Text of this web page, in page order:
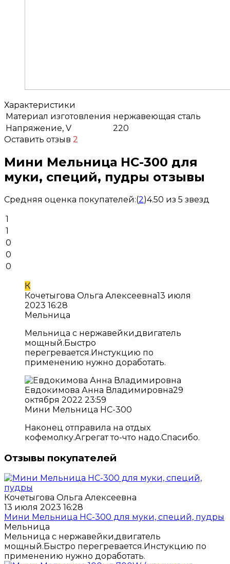
Характеристики
Материал изготовления нержавеющая сталь
Напряжение, V
220
Оставить отзыв 2
Мини Мельница НС-300 для
муки, специй, пудры отзывы
Средняя оценка покупателей:(2)4.50 из 5 звезд
1
1
0
0
0
К
Кочетыгова Ольга Алексеевна13 июля
2023 16:28
Мельница
Мельница с нержавейки,двигатель
мощный.Быстро
перегревается.Инстукцию по
применению нужно доработать.
Евдокимова Анна Владимировна29
октября 2022 23:59
Мини Мельница НС-300
Наконец отправила на отдых
кофемолку.Агрегат то-что надо.Спасибо.
Отзывы покупателей
Кочетыгова Ольга Алексеевна
13 июля 2023 16:28
Мини Мельница НС-300 для муки, специй, пудры
Мельница
Мельница с нержавейки,двигатель
мощный.Быстро перегревается.Инстукцию по
применению нужно доработать.